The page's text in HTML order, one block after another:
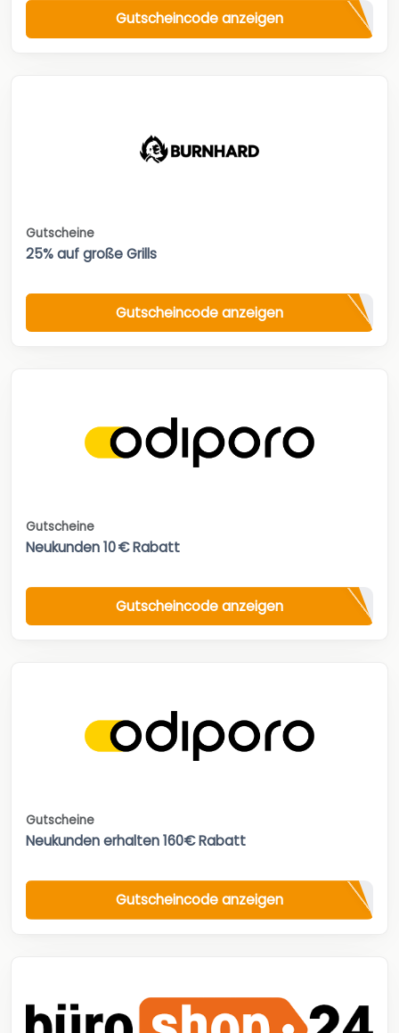
Gutscheincode anzeigen
Gutscheine
25% auf große Grills
Gutscheincode anzeigen
Gutscheine
Neukunden 10 € Rabatt
Gutscheincode anzeigen
Gutscheine
Neukunden erhalten 160€ Rabatt
Gutscheincode anzeigen